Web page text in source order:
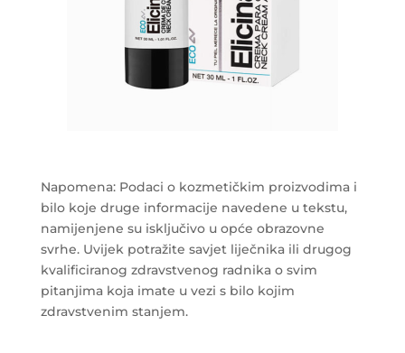
Napomena: Podaci o kozmetičkim proizvodima i
bilo koje druge informacije navedene u tekstu,
namijenjene su isključivo u opće obrazovne
svrhe. Uvijek potražite savjet liječnika ili drugog
kvalificiranog zdravstvenog radnika o svim
pitanjima koja imate u vezi s bilo kojim
zdravstvenim stanjem.